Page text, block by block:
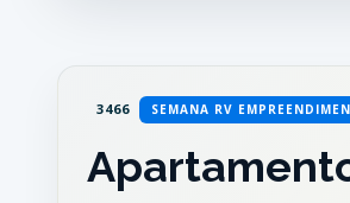
3466 SEMANA RV